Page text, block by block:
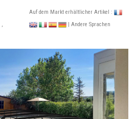
,
Auf dem Markt erhältlicher Artikel :
| Andere Sprachen